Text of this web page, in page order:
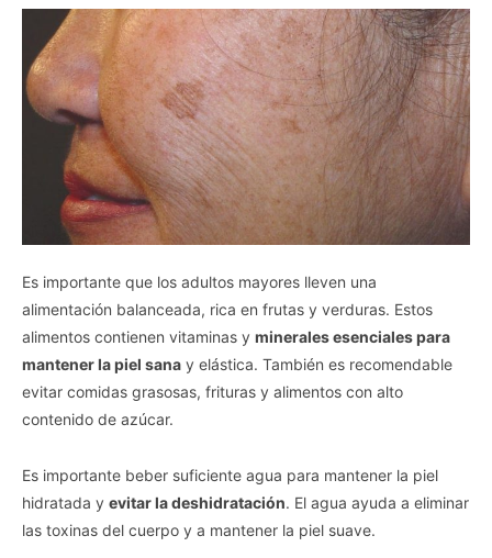
Es importante que los adultos mayores lleven una
alimentación balanceada, rica en frutas y verduras. Estos
alimentos contienen vitaminas y minerales esenciales para
mantener la piel sana y elástica. También es recomendable
evitar comidas grasosas, frituras y alimentos con alto
contenido de azúcar.
Es importante beber suficiente agua para mantener la piel
hidratada y evitar la deshidratación. El agua ayuda a eliminar
las toxinas del cuerpo y a mantener la piel suave.